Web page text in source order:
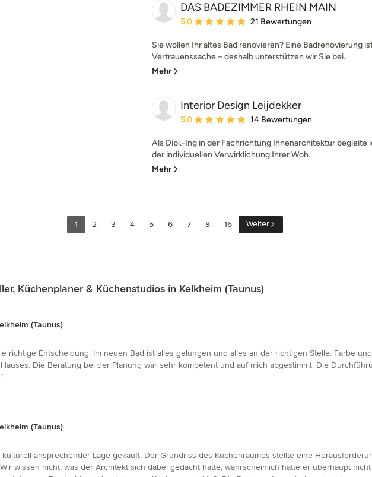
DAS BADEZIMMER RHEIN MAIN
Durchschnittliche Bewertung: 5 von 5 Sternen
5,0 21 Bewertungen
Sie wollen Ihr altes Bad renovieren? Eine Badrenovierung
Vertrauenssache – deshalb unterstützen wir Sie bei...
Mehr
Interior Design Leijdekker
Durchschnittliche Bewertung: 5 von 5 Sternen
5,0 14 Bewertungen
Als Dipl.-Ing in der Fachrichtung Innenarchitektur begleite
der individuellen Verwirklichung Ihrer Woh...
Mehr
1 2 3 4 5 6 7 8 16 Weiter
Küchenplaner & Küchenstudios in Kelkheim (Taunus)
(Taunus)
richtige Entscheidung. Im neuen Bad ist alles gelungen und alles an der richtigen Stelle. Farbe
Die Beratung bei der Planung war sehr kompetent und auf mich abgestimmt. Die
(Taunus)
ansprechender Lage gekauft. Der Grundriss des Küchenraumes stellte eine
wissen nicht, was der Architekt sich dabei gedacht hatte; wahrscheinlich hatte er überhaupt